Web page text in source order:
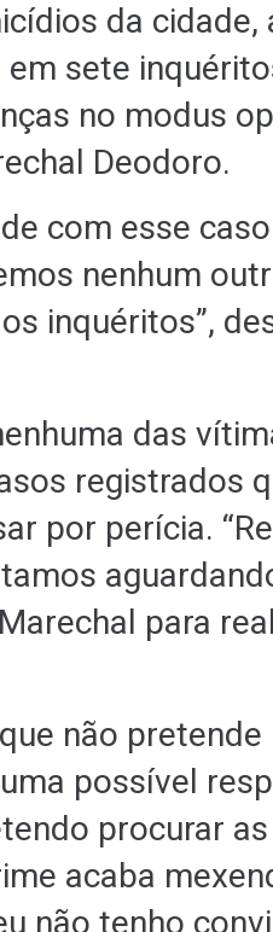
da cidade,
sete
no modus
Deodoro.
com esse
nenhum
inquéritos”,
das
registrados
por perícia.
para
não
possível
procurar
acaba
não tenho